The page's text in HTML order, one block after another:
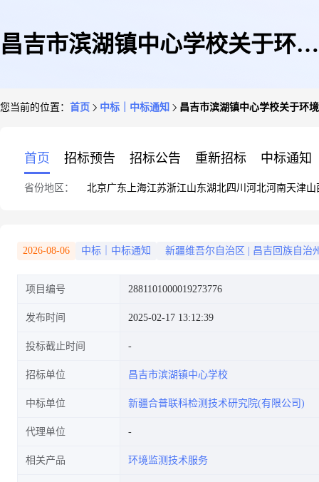
昌吉市滨湖镇中心学校关于环境
您当前的位置： 首页 中标｜中标通知 昌吉市滨湖镇中心学校关于环
首页 招标预告 招标公告 重新招标 中标通知
省份地区： 北京广东 上海江苏浙江山东湖北四川 河北河南天津山
2026-08-06 中标｜中标通知 新疆维吾尔自治区 昌吉回族自治
项目编号 2881101000019273776
发布时间 2025-02-17 13:12:39
投标截止时间
招标单位 昌吉市滨湖镇中心学校
中标单位 新疆合普联科检测技术研究院(有限公司)
代理单位
相关产品 环境监测技术服务